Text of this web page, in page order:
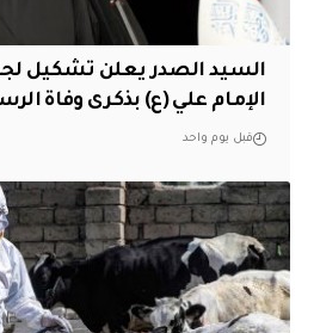
السيد الصدر يعلن تشكيل
الإمام علي (ع) بذكرى وفاة
قبل يوم واحد